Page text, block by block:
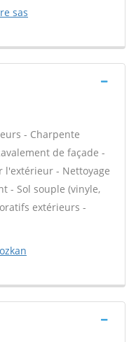
sas
- Charpente
de façade -
l'extérieur - Nettoyage
- Sol souple (vinyle,
extérieurs -